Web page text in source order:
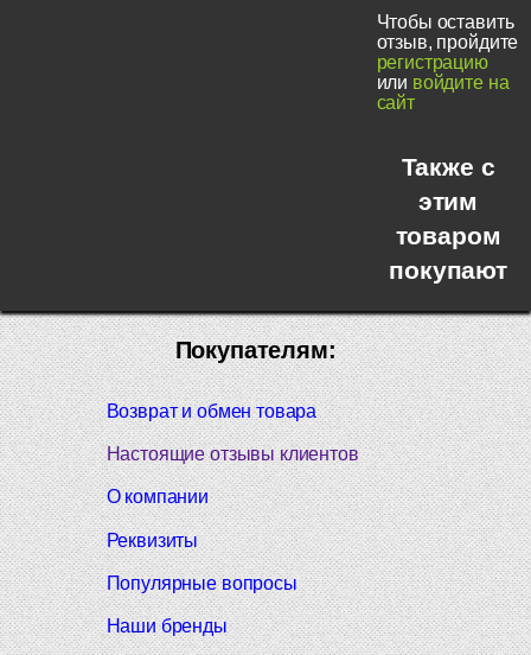
Чтобы оставить
отзыв, пройдите
регистрацию
или войдите на
сайт
Также с
этим
товаром
покупают
Покупателям:
Возврат и обмен товара
Настоящие отзывы клиентов
О компании
Реквизиты
Популярные вопросы
Наши бренды